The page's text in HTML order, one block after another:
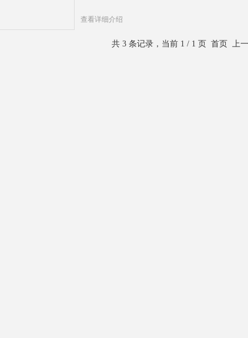
查看详细介绍
共 3 条记录，当前 1 / 1 页 首页 上